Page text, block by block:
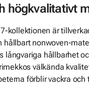
högkvalitativt
kollektionen är
hållbart nonwoven-
långvariga hållbarhet
välkända
förblir vackra och